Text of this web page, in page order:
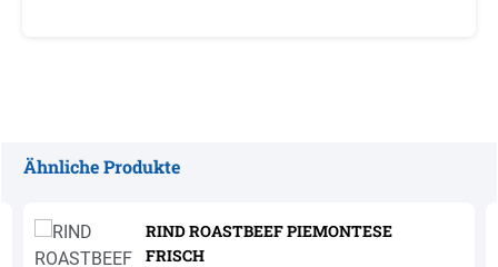
Ähnliche Produkte
RIND ROASTBEEF PIEMONTESE
FRISCH